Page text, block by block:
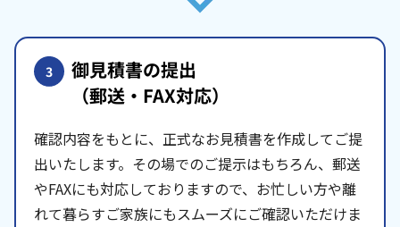
3 御見積書の提出
（郵送・FAX対応）
確認内容をもとに、正式なお見積書を作成してご提
出いたします。その場でのご提示はもちろん、郵送
やFAXにも対応しておりますので、お忙しい方や離
れて暮らすご家族にもスムーズにご確認いただけま